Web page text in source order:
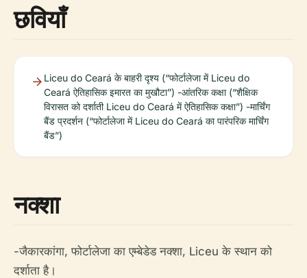
छवियाँ
Liceu do Ceará के बाहरी दृश्य (“फोर्टालेजा में Liceu do
Ceará ऐतिहासिक इमारत का मुखौटा”) -आंतरिक कक्षा (“शैक्षिक
विरासत को दर्शाती Liceu do Ceará में ऐतिहासिक कक्षा”) -मार्चिंग
बैंड प्रदर्शन (“फोर्टालेजा में Liceu do Ceará का पारंपरिक मार्चिंग
बैंड”)
नक्शा
-जैकारकांगा, फोर्टालेजा का एम्बेडेड नक्शा, Liceu के स्थान को
दर्शाता है।